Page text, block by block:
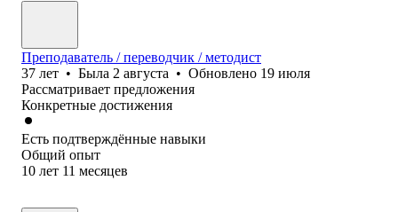
Преподаватель / переводчик / методист
37 лет • Была 2 августа • Обновлено 19 июля
Рассматривает предложения
Конкретные достижения
Есть подтверждённые навыки
Общий опыт
10 лет 11 месяцев